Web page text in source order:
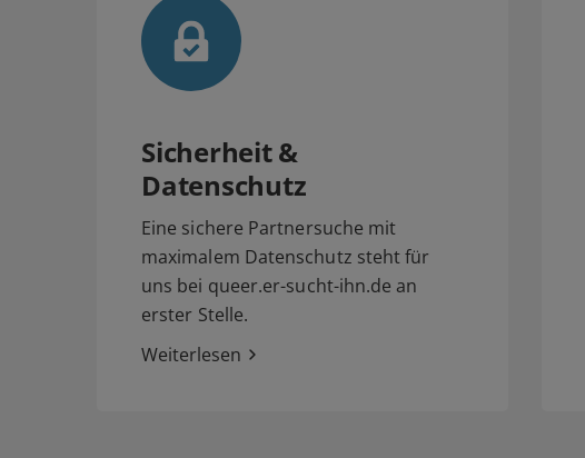
Sicherheit &
Datenschutz
Eine sichere Partnersuche mit
maximalem Datenschutz steht für
uns bei queer.er-sucht-ihn.de an
erster Stelle.
Weiterlesen